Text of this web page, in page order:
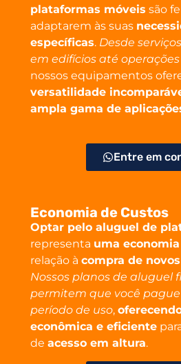
plataformas móveis são
adaptarem às suas
específicas. Desde
em edifícios até
nossos equipamentos
versatilidade
ampla gama de
Entre em
Economia de Custos
Optar pelo aluguel de
representa uma
relação àcompra de
Nossos planos de aluguel
permitem que você
período de uso,
econômica e eficiente
deacesso em altura.